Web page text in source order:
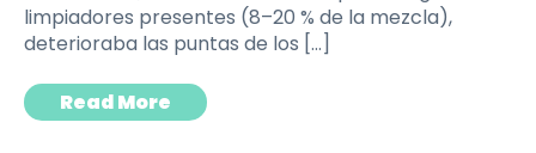
limpiadores presentes (8–20 % de la mezcla),
deterioraba las puntas de los […]
Read More